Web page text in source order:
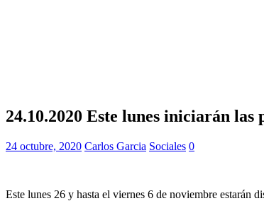
24.10.2020 Este lunes iniciarán
24 octubre, 2020 Carlos Garcia Sociales 0
Este lunes 26 y hasta el viernes 6 de noviembre estarán